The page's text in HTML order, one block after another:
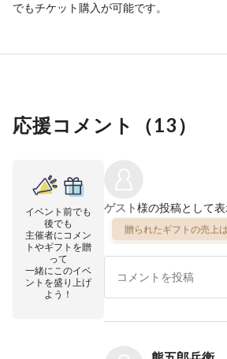
でもチケット購入が可能です。
応援コメント（13）
イベント前でも
後でも
主催者にコメン
トやギフトを贈
って
一緒にこのイベ
ントを盛り上げ
よう！
ゲスト様の投稿として表
贈られたギフトの売上